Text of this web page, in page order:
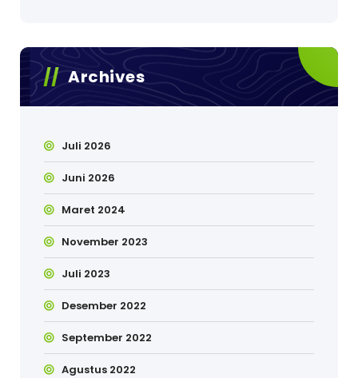
Archives
Juli 2026
Juni 2026
Maret 2024
November 2023
Juli 2023
Desember 2022
September 2022
Agustus 2022